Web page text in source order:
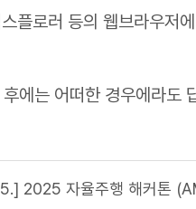
로러 등의 웹브라우저에
에는 어떠한 경우에라도
2025 자율주행 해커톤